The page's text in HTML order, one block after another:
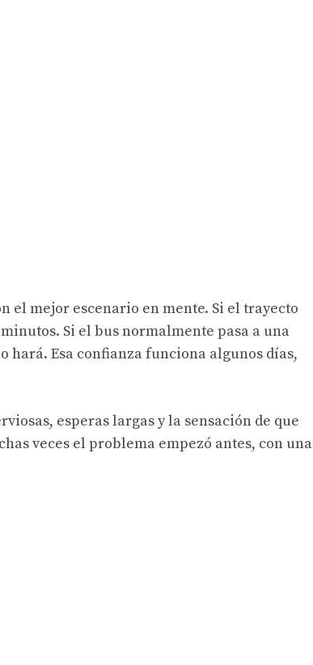
el mejor escenario en mente. Si el trayecto
Si el bus normalmente pasa a una
hará. Esa confianza funciona algunos días,
esperas largas y la sensación de que
veces el problema empezó antes, con una